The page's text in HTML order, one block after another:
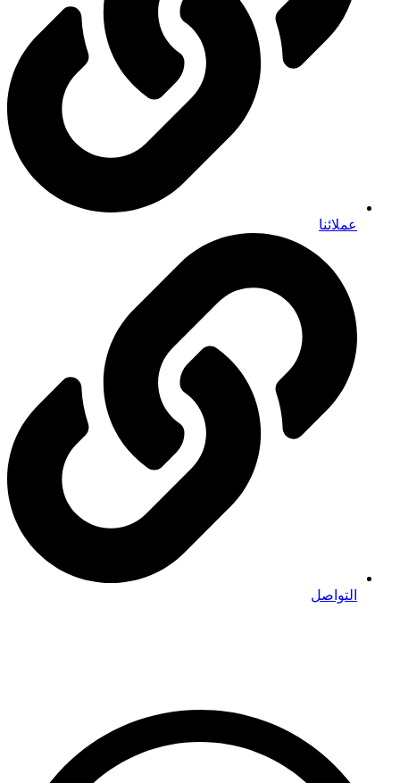
عملائنا
التواصل